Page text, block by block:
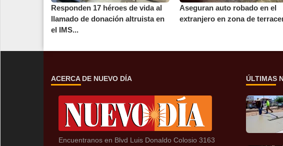
Responden 17 héroes de vida al
llamado de donación altruista en
el IMS...
Aseguran auto robado en el
extranjero en zona de
ACERCA DE NUEVO DÍA
Encuentranos en Blvd Luis Donaldo Colosio 3163
ÚLTIMAS